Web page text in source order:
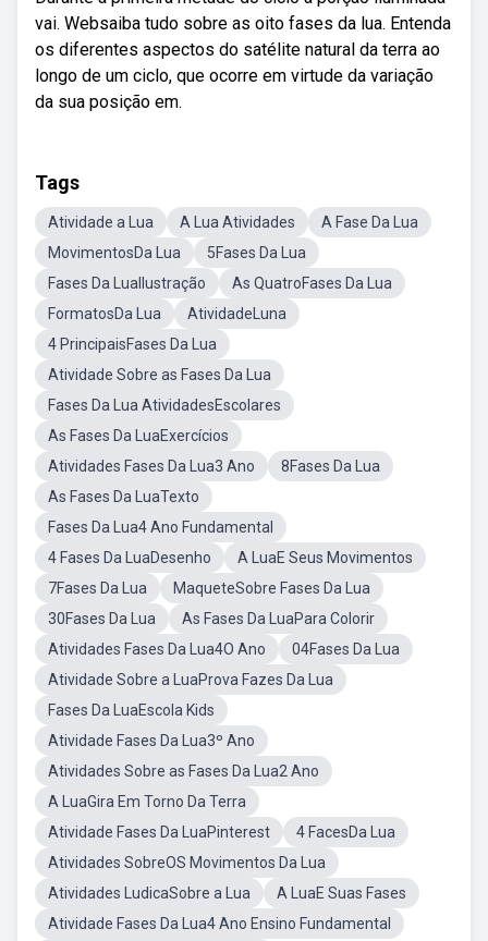
vai. Websaiba tudo sobre as oito fases da lua. Entenda
os diferentes aspectos do satélite natural da terra ao
longo de um ciclo, que ocorre em virtude da variação
da sua posição em.
Tags
Atividade a Lua A Lua Atividades
A Fase Da Lua
MovimentosDa Lua
5Fases Da Lua
Fases Da LuaIlustração
As QuatroFases Da Lua
FormatosDa Lua
AtividadeLuna
4 PrincipaisFases Da Lua
Atividade Sobre as Fases Da Lua
Fases Da Lua AtividadesEscolares
As Fases Da LuaExercícios
Atividades Fases Da Lua3 Ano
8Fases Da Lua
As Fases Da LuaTexto
Fases Da Lua4 Ano Fundamental
4 Fases Da LuaDesenho
A LuaE Seus Movimentos
7Fases Da Lua
MaqueteSobre Fases Da Lua
30Fases Da Lua
As Fases Da LuaPara Colorir
Atividades Fases Da Lua4O Ano
04Fases Da Lua
Atividade Sobre a LuaProva Fazes Da Lua
Fases Da LuaEscola Kids
Atividade Fases Da Lua3º Ano
Atividades Sobre as Fases Da Lua2 Ano
A LuaGira Em Torno Da Terra
Atividade Fases Da LuaPinterest
4 FacesDa Lua
Atividades SobreOS Movimentos Da Lua
Atividades LudicaSobre a Lua
A LuaE Suas Fases
Atividade Fases Da Lua4 Ano Ensino Fundamental